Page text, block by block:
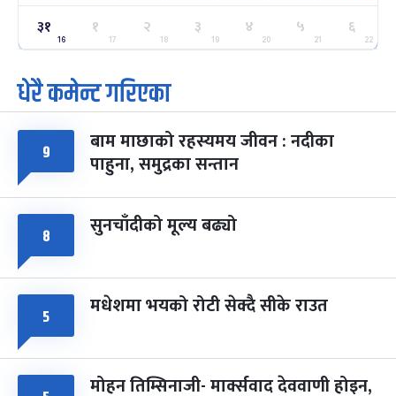
२५
मंगल
ग्याल्पो ल्होसार
फाल्गुन २५, २०८३ Mar 9, 2027
७ महिना बाँकी
७
आइत
पूर्णिमा व्रत
चैत्र ७, २०८३-Mar 21, 2027
८ फागुपूर्णिमा
चैत्र ८, २०८३-Mar 22, 2027
७ महिना बाँकी
३१
16
१
17
२
18
३
19
४
20
५
21
६
22
धेरै कमेन्ट गरिएका
९ बाम माछाको रहस्यमय जीवन : नदीका
पाहुना, समुद्रका सन्तान
८ सुनचाँदीको मूल्य बढ्यो
५ मधेशमा भयको रोटी सेक्दै सीके राउत
मोहन तिम्सिनाजी- मार्क्सवाद देववाणी होइन,